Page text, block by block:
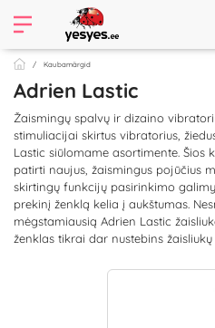
Kaubamärgid
Adrien Lastic
Žaismingų spalvų ir dizaino
stimuliacijai skirtus vibratorius,
Lastic siūlomame asortimente. Šios
patirti naujus, žaismingus pojūčius
skirtingų funkcijų pasirinkimo
prekinį ženklą kelia į aukštumas.
mėgstamiausią Adrien Lastic
ženklas tikrai dar nustebins